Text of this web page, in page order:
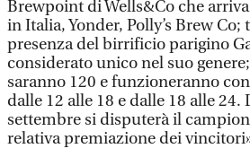
Brewpoint di Wells&Co che
in Italia, Yonder, Polly’s Brew Co;
presenza del birrificio parigino
considerato unico nel suo
saranno 120 e funzioneranno
dalle 12 alle 18 e dalle 18 alle 24.
settembre si disputerà il
relativa premiazione dei